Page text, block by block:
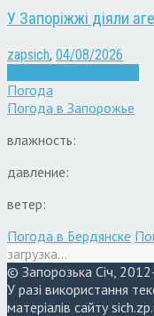
У Запоріжжі діяли
zapsich, 04/08/2026
Погода
Погода в Запорожье
влажность:
давление:
ветер:
Погода в Бердянске
загрузка...
© Запорозька Січ,
У разі використання
матеріалів сайту